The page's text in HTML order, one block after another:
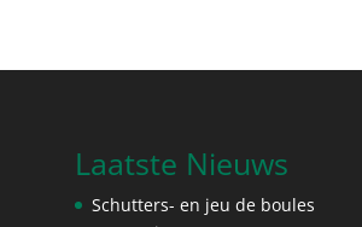
Laatste Nieuws
Schutters- en jeu de boules